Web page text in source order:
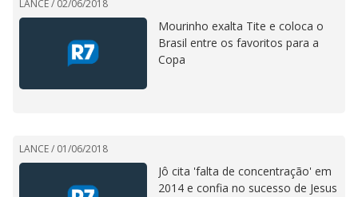
LANCE / 02/06/2018
Mourinho exalta Tite e coloca o
Brasil entre os favoritos para a
Copa
LANCE / 01/06/2018
Jô cita 'falta de concentração' em
2014 e confia no sucesso de Jesus